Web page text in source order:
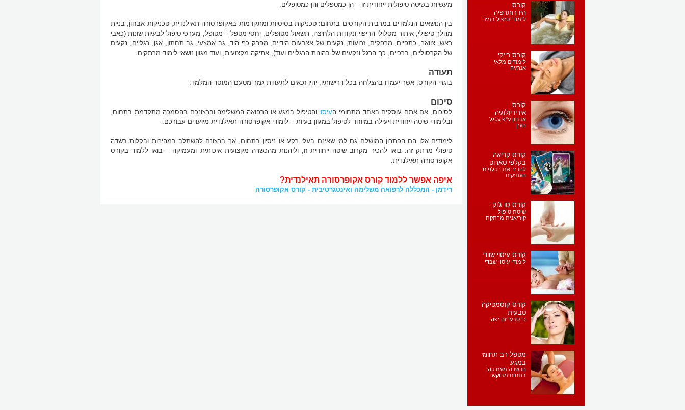
קורס
הידרותרפיה
לימודי טיפול במים
קורס רייקי
לימודים מלאי
אנרגיה
קורס
אירידיולוגיה
אבחון ע"פ גלגל
העין
קורס קריאה
בקלפי טארוט
להכיר את הקלפים
העתיקים
קורס סו ג'וק
שיטת טיפול
קוריאנית מרתקת
קורס עיסוי שוודי
לימודי עיסוי שבדי
קורס קוסמטיקה
טבעית
כי טבעי זה יפה
מטפל רב תחומי
במגע
הכשרה מעמיקה
בתחום מבוקש
מעשיות בשיטה טיפולית ייחודית זו – הן כמטפלים והן כמטופלים.
בין הנושאים הנלמדים במרבית הקורסים בתחום: טכניקות בסיסיות ומתקדמות באקופרסורה תאילנדית, טכניקות אבחון, בניית
מהלך טיפולי, איתור מסלולי הריפוי ונקודות הלחיצה, תשאול מטופלים, יחסי מטפל – מטופל, מערכי טיפול לבעיות שונות (כאבי
ראש, צוואר, כתפיים, מרפקים, זרועות, נקעים של אצבעות הידיים, מפרק כף היד, גב אמצעי, גב תחתון, אגן, רגליים, נקעים
של הקרסוליים, ברכיים, כף הרגל ונקעים של בהונות הרגליים ועוד), אתיקה מקצועית, ועוד מגוון נושאי לימוד מרתקים.
תעודה
בוגרי הקורס, אשר יעמדו בהצלחה בכל דרישותיו, יהיו זכאים לתעודת גמר מטעם המוסד המלמד.
סיכום
לסיכום, אם אתם עוסקים באחד מתחומי העיסוי והטיפול במגע או הרפואה המשלימה וברצונכם בהסמכה מתקדמת בתחום,
ובלימודי שיטה ייחודית ויעילה במיוחד לטיפול במגוון בעיות – לימודי אקופרסורה תאילנדית מיועדים עבורכם.
לימודים אלו הם הפתרון המושלם גם למי שאינם בעלי רקע או ניסיון בתחום, אך ברצונם להשתלב במהירות ובקלות בשדה
טיפולי מרתק זה. בואו להכיר מקרוב שיטה ייחודית זו, וליהנות מהכשרה מקצועית איכותית ומעמיקה – בואו ללמוד בקורס
אקופרסורה תאילנדית.
איפה אפשר ללמוד קורס אקופרסורה תאילנדית?
רידמן - המכללה לרפואה משלימה ואינטגרטיבית - קורס אקופרסורה